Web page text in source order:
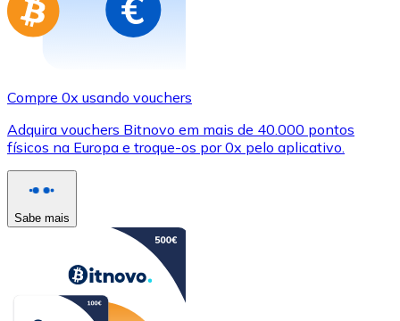
Compre 0x usando vouchers
Adquira vouchers Bitnovo em mais de 40.000 pontos
físicos na Europa e troque-os por 0x pelo aplicativo.
Sabe mais